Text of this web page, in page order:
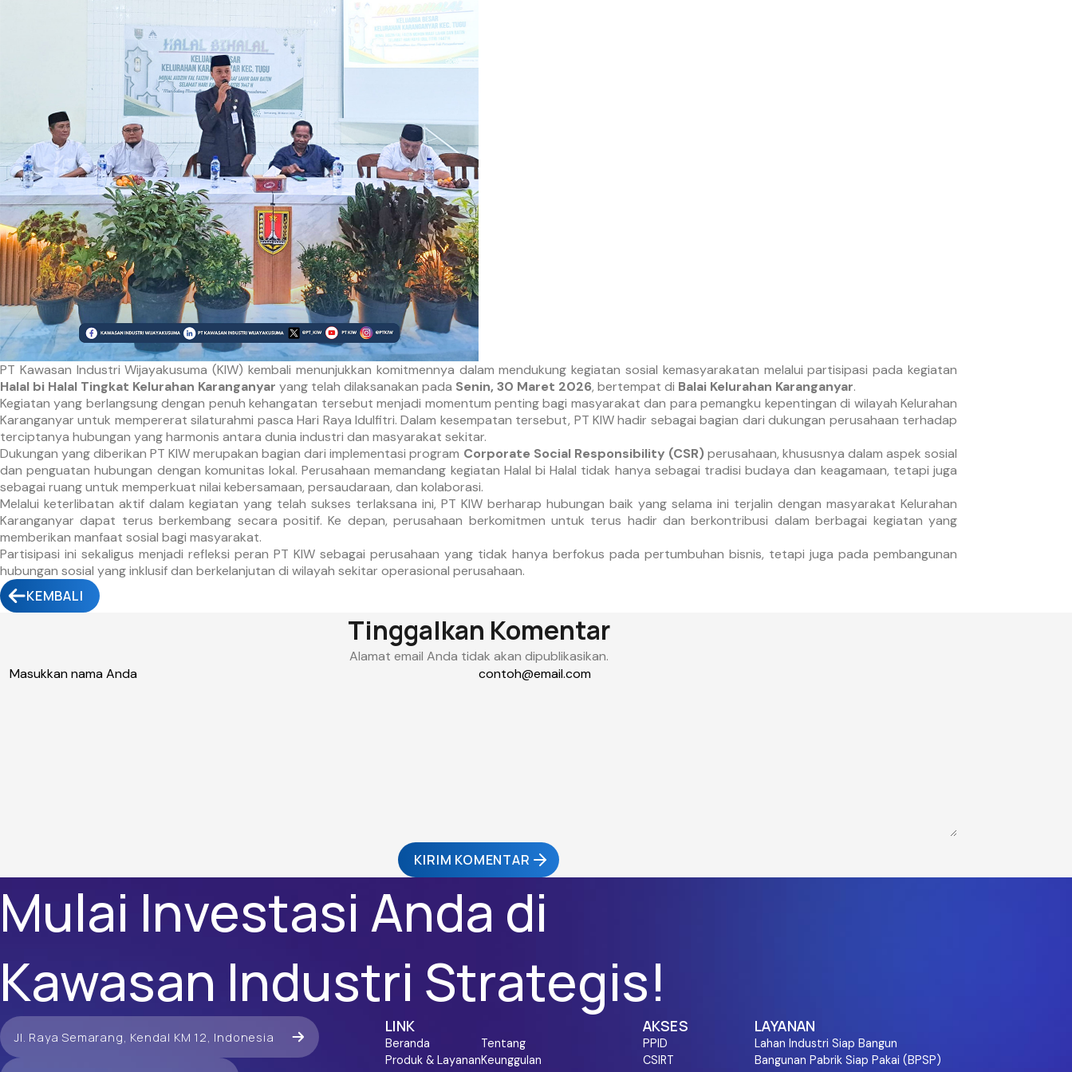
PT Kawasan Industri Wijayakusuma (KIW) kembali menunjukkan komitmennya dalam mendukung kegiatan sosial kemasyarakatan melalui partisipasi pada kegiatan
Halal bi Halal Tingkat Kelurahan Karanganyar yang telah dilaksanakan pada Senin, 30 Maret 2026, bertempat di Balai Kelurahan Karanganyar.
Kegiatan yang berlangsung dengan penuh kehangatan tersebut menjadi momentum penting bagi masyarakat dan para pemangku kepentingan di wilayah Kelurahan
Karanganyar untuk mempererat silaturahmi pasca Hari Raya Idulfitri. Dalam kesempatan tersebut, PT KIW hadir sebagai bagian dari dukungan perusahaan terhadap
terciptanya hubungan yang harmonis antara dunia industri dan masyarakat sekitar.
Dukungan yang diberikan PT KIW merupakan bagian dari implementasi program Corporate Social Responsibility (CSR) perusahaan, khususnya dalam aspek sosial
dan penguatan hubungan dengan komunitas lokal. Perusahaan memandang kegiatan Halal bi Halal tidak hanya sebagai tradisi budaya dan keagamaan, tetapi juga
sebagai ruang untuk memperkuat nilai kebersamaan, persaudaraan, dan kolaborasi.
Melalui keterlibatan aktif dalam kegiatan yang telah sukses terlaksana ini, PT KIW berharap hubungan baik yang selama ini terjalin dengan masyarakat Kelurahan
Karanganyar dapat terus berkembang secara positif. Ke depan, perusahaan berkomitmen untuk terus hadir dan berkontribusi dalam berbagai kegiatan yang
memberikan manfaat sosial bagi masyarakat.
Partisipasi ini sekaligus menjadi refleksi peran PT KIW sebagai perusahaan yang tidak hanya berfokus pada pertumbuhan bisnis, tetapi juga pada pembangunan
hubungan sosial yang inklusif dan berkelanjutan di wilayah sekitar operasional perusahaan.
KEMBALI
Tinggalkan Komentar
Alamat email Anda tidak akan dipublikasikan.
KIRIM KOMENTAR
Mulai Investasi Anda di
Kawasan Industri Strategis!
Jl. Raya Semarang, Kendal KM 12, Indonesia
LINK
Beranda
Tentang
Produk & LayananKeunggulan
AKSES
PPID
CSIRT
LAYANAN
Lahan Industri Siap Bangun
Bangunan Pabrik Siap Pakai (BPSP)